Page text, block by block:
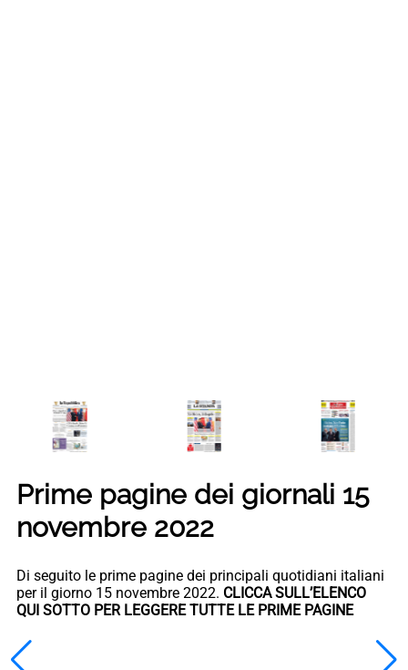
Prime pagine dei giornali 15
novembre 2022
Di seguito le prime pagine dei principali quotidiani italiani
per il giorno 15 novembre 2022. CLICCA SULL’ELENCO
QUI SOTTO PER LEGGERE TUTTE LE PRIME PAGINE